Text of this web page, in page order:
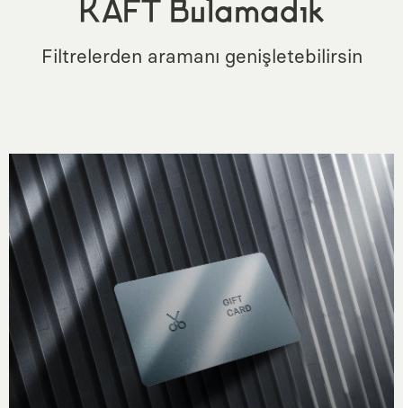
KAFT Bulamadık
Filtrelerden aramanı genişletebilirsin